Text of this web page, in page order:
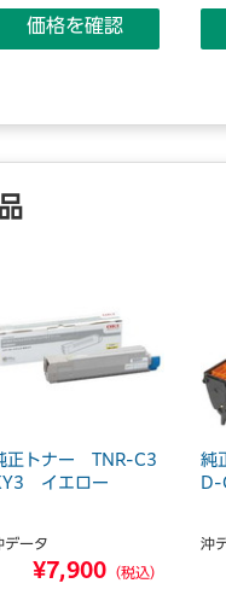
価格を確認
正トナー TNR-C3
イエロー
データ
¥7,900 （税込）
純
D-
沖